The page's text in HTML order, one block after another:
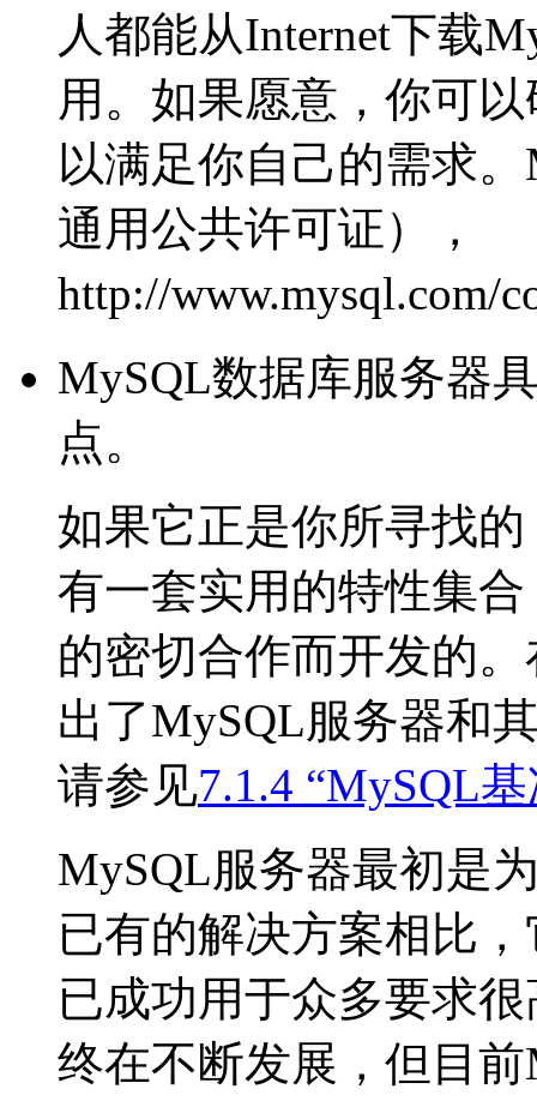
人都能从Internet下载
用。如果愿意，你可
以满足你自己的需求
通用公共许可证），
http://www.mysql.com/
MySQL数据库服务器
点。
如果它正是你所寻找
有一套实用的特性集
的密切合作而开发的
出了MySQL服务器和
请参见7.1.4 “MySQL
MySQL服务器最初是
已有的解决方案相比
已成功用于众多要求
终在不断发展，但目